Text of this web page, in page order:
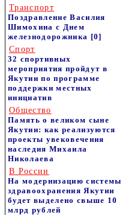
Транспорт
Поздравление Василия
Шимохина с Днем
железнодорожника [0]
Спорт
32 спортивных
мероприятия пройдут в
Якутии по программе
поддержки местных
инициатив
Общество
Память о великом сыне
Якутии: как реализуются
проекты увековечения
наследия Михаила
Николаева
В России
На модернизацию системы
здравоохранения Якутии
будет выделено свыше 10
млрд рублей